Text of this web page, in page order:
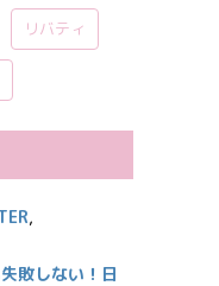
リバティ
,
敗しない！日